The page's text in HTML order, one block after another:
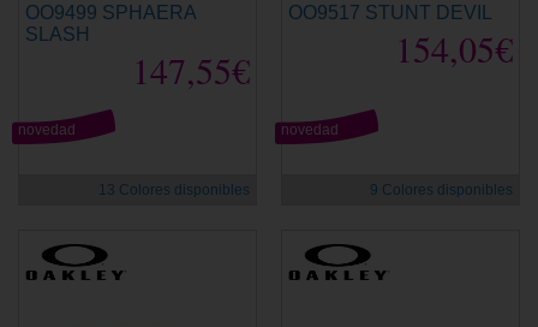
OO9499 SPHAERA
SLASH
147,55€
novedad
13 Colores disponibles
OO9517 STUNT DEVIL
154,05€
novedad
9 Colores disponibles